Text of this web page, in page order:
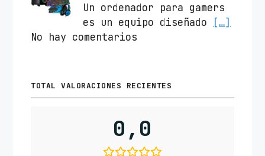
Un ordenador para gamers
es un equipo diseñado
[…]
No hay comentarios
TOTAL VALORACIONES RECIENTES
0,0